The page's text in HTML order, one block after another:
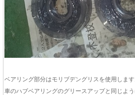
ベアリング部分はモリブデングリスを使用します
車のハブベアリングのグリースアップと同じよ